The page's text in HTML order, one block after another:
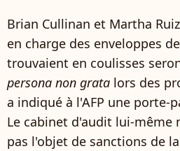
Brian Cullinan et Martha
en charge des enveloppes
trouvaient en coulisses
persona non grata lors des
a indiqué à l'AFP une porte-
Le cabinet d'audit lui-
pas l'objet de sanctions de